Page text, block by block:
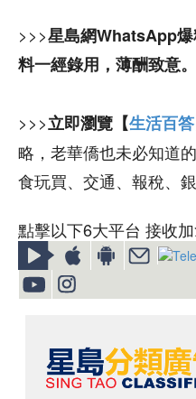
>>>星島網WhatsApp
料一經錄用，薄酬致意。
>>>立即瀏覽【生活百答
略，老華僑也未必知道
食玩買、交通、報稅、
點擊以下6大平台 接收